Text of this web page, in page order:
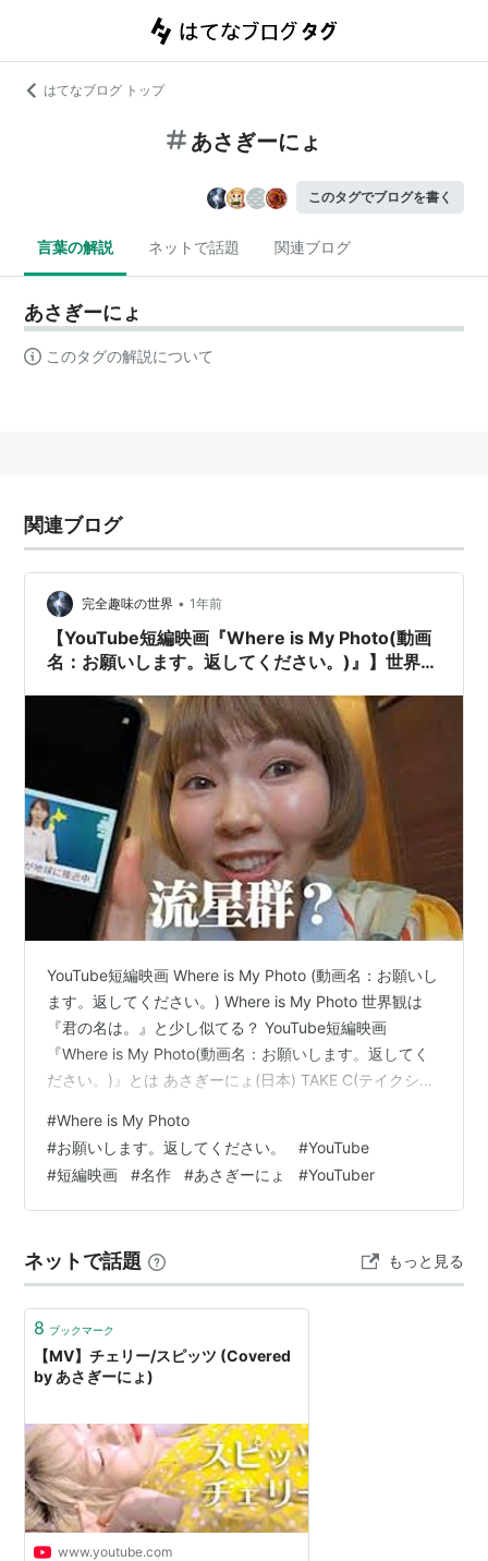
はてなブログ トップ
あさぎーにょ
このタグでブログを書く
言葉の解説 ネットで話題 関連ブログ
あさぎーにょ
このタグの解説について
関連ブログ
完全趣味の世界 • 1年前
【YouTube短編映画『Where is My Photo(動画
名：お願いします。返してください。)』】世界観
YouTube短編映画 Where is My Photo (動画名：お願いし
ます。返してください。) Where is My Photo 世界観は
『君の名は。』と少し似てる？ YouTube短編映画
『Where is My Photo(動画名：お願いします。返してく
ださい。)』とは あさぎーにょ(日本) TAKE C(テイクシー)
は『君の名は。』と少し似てる？ YouTube短編映画
『Where is My Photo(動画名：お願いします。返してく
ださい。)』とは YouTuber / Artistのあさぎーにょが主演
を務めるYouT…
#Where is My Photo
#お願いします。返してください。 #YouTube
#短編映画 #名作 #あさぎーにょ #YouTuber
ネットで話題 もっと見る
8 ブックマーク
【MV】チェリー/スピッツ (Covered
by あさぎーにょ)
www.youtube.com